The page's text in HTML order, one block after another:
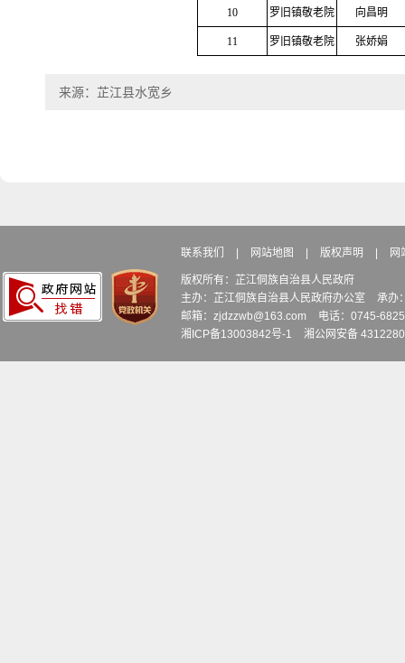
10 罗旧镇敬老院 向昌明
11 罗旧镇敬老院 张娇娟
来源：芷江县水宽乡
联系我们 网站地图 版权声明 网
版权所有：芷江侗族自治县人民政府
主办：芷江侗族自治县人民政府办公室
承办
邮箱：zjdzzwb@163.com
电话：0745-
湘ICP备13003842号-1
湘公网安备